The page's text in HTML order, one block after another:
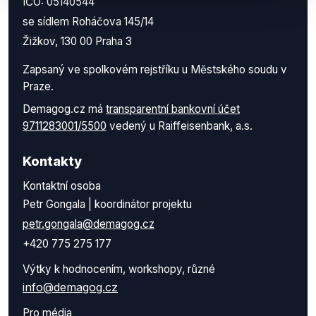
se sídlem Roháčova 145/14
Žižkov, 130 00 Praha 3
Zapsaný ve spolkovém rejstříku u Městského soudu v
Praze.
Demagog.cz má transparentní bankovní účet
9711283001/5500 vedený u Raiffeisenbank, a.s.
Kontakty
Kontaktní osoba
Petr Gongala | koordinátor projektu
petr.gongala@demagog.cz
+420 775 275 177
Výtky k hodnocením, workshopy, různé
info@demagog.cz
Pro média